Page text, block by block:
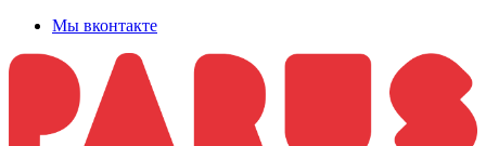
Мы вконтакте